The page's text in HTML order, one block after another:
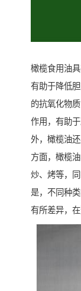
橄榄食用油
有助于降低
的抗氧化物
作用，有助
外，橄榄油
方面，橄榄
炒、烤等，
是，不同种
有所差异，